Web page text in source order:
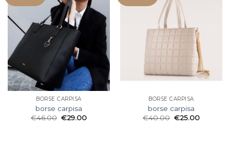
BORSE CARPISA
borse carpisa
€46.00 €29.00
BORSE CARPISA
borse carpisa
€40.00 €25.00